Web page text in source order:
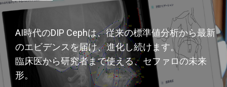
AI時代のDIP Cephは、従来の標準値分析から最新
のエビデンスを届け、進化し続けます。
臨床医から研究者まで使える、セファロの未来
形。